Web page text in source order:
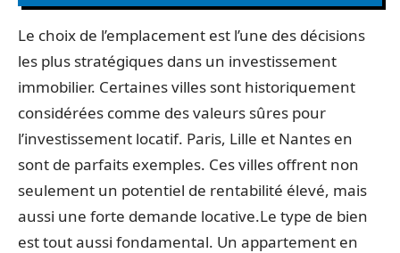
Le choix de l’emplacement est l’une des décisions
les plus stratégiques dans un investissement
immobilier. Certaines villes sont historiquement
considérées comme des valeurs sûres pour
l’investissement locatif. Paris, Lille et Nantes en
sont de parfaits exemples. Ces villes offrent non
seulement un potentiel de rentabilité élevé, mais
aussi une forte demande locative.Le type de bien
est tout aussi fondamental. Un appartement en